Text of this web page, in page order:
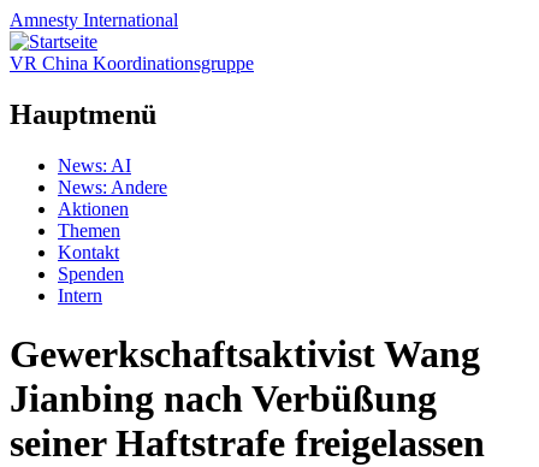
Amnesty International
VR China Koordinationsgruppe
Hauptmenü
Zum
Inhalt
springen
News: AI
News: Andere
Aktionen
Themen
Kontakt
Spenden
Intern
Gewerkschaftsaktivist Wang
Jianbing nach Verbüßung
seiner Haftstrafe freigelassen